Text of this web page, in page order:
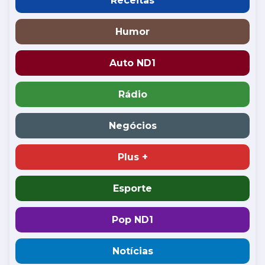
Humor
Auto ND1
Rádio
Negócios
Plus +
Esporte
Pop ND1
Notícias